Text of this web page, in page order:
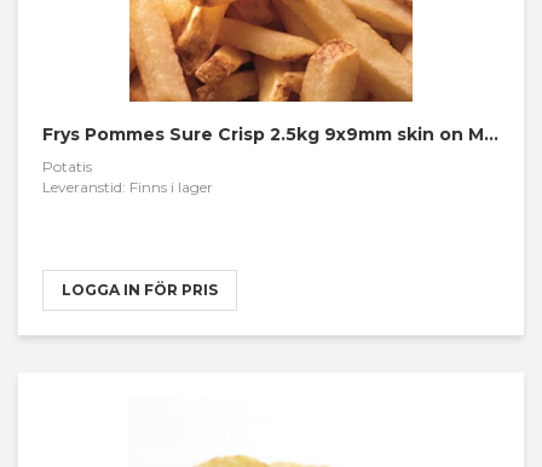
Frys Pommes Sure Crisp 2.5kg 9x9mm skin on McCain
Potatis
Leveranstid: Finns i lager
LOGGA IN FÖR PRIS